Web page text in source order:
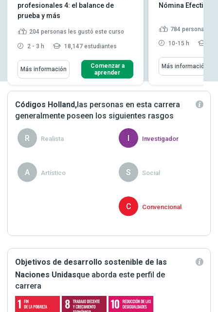
profesionales 4: el balance de
prueba y más
204 personas les gustó este curso
2 - 3 h 18,147 estudiantes
Más información
Comenzar a
aprender
Nómina Efectivas
784 personas
10-15 h
Más información
Códigos Holland, las personas en esta carrera
generalmente poseen los siguientes rasgos
R Realista Investigador
A Artístico S Social
C Convencional
Objetivos de desarrollo sostenible de las
Naciones Unidasque aborda este perfil de
carrera